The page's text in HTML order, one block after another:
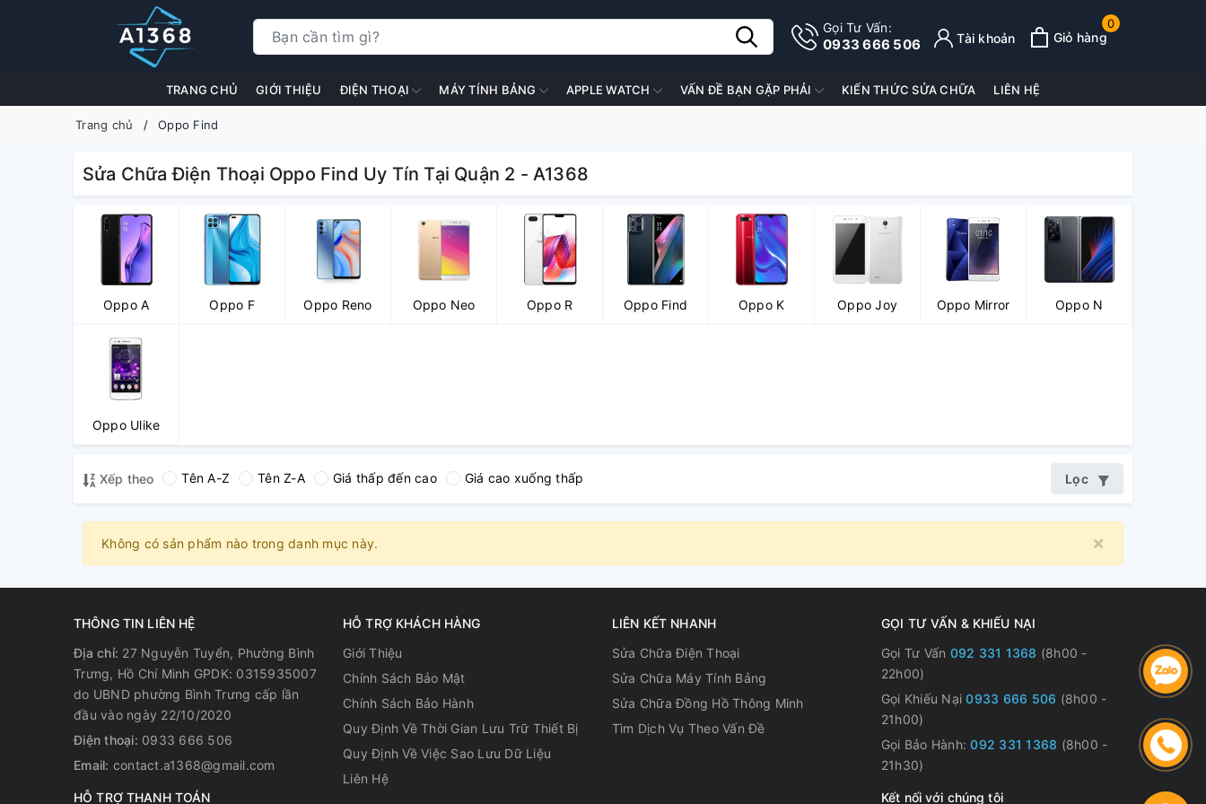
Gọi Tư Vấn:
0933 666 506 Tài khoản
0
Giỏ hàng
TRANG CHỦ GIỚI THIỆU ĐIỆN THOẠI MÁY TÍNH BẢNG APPLE WATCH VẤN ĐỀ BẠN GẶP PHẢI KIẾN THỨC SỬA CHỮA LIÊN HỆ
Trang chủ Oppo Find
Sửa Chữa Điện Thoại Oppo Find Uy Tín Tại Quận 2 - A1368
Oppo A Oppo F Oppo Reno Oppo Neo Oppo R Oppo Find Oppo K Oppo Joy Oppo Mirror Oppo N
Oppo Ulike
Xếp theo Tên A-Z Tên Z-A Giá thấp đến cao Giá cao xuống thấp Lọc
×
Không có sản phẩm nào trong danh mục này.
THÔNG TIN LIÊN HỆ
Địa chỉ: 27 Nguyễn Tuyển, Phường Bình
Trưng, Hồ Chí Minh GPDK: 0315935007
do UBND phường Bình Trưng cấp lần
đầu vào ngày 22/10/2020
Điện thoại: 0933 666 506
Email: contact.a1368@gmail.com
HỖ TRỢ THANH TOÁN
HỖ TRỢ KHÁCH HÀNG
Giới Thiệu
Chính Sách Bảo Mật
Chính Sách Bảo Hành
Quy Định Về Thời Gian Lưu Trữ Thiết Bị
Quy Định Về Việc Sao Lưu Dữ Liệu
Liên Hệ
LIÊN KẾT NHANH
Sửa Chữa Điện Thoại
Sửa Chữa Máy Tính Bảng
Sửa Chữa Đồng Hồ Thông Minh
Tìm Dịch Vụ Theo Vấn Đề
GỌI TƯ VẤN & KHIẾU NẠI
Gọi Tư Vấn 092 331 1368 (8h00 -
22h00)
Gọi Khiếu Nại0933 666 506 (8h00 -
21h00)
Gọi Bảo Hành:092 331 1368 (8h00 -
21h30)
Kết nối với chúng tôi